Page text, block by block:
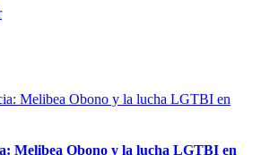
Melibea Obono y la lucha LGTBI en